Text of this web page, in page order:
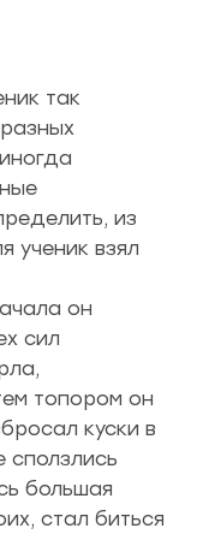
так
из
ученик взял
он
сил
топором он
куски в
сползлись
большая
стал биться